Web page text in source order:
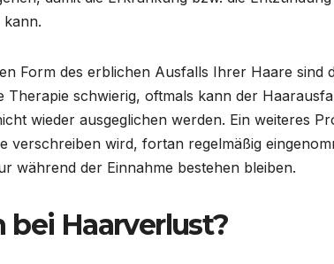
Form des erblichen Ausfalls Ihrer Haare sind
Therapie schwierig, oftmals kann der
wieder ausgeglichen werden. Ein weiteres
verschreiben wird, fortan regelmäßig
während der Einnahme bestehen bleiben.
bei Haarverlust?